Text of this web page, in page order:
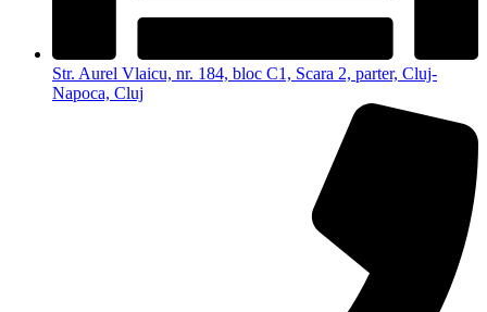
Str. Aurel Vlaicu, nr. 184, bloc C1, Scara 2, parter, Cluj-
Napoca, Cluj